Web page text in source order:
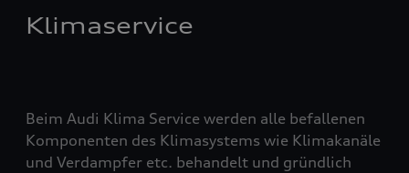
Klimaservice
Beim Audi Klima Service werden alle befallenen
Komponenten des Klimasystems wie Klimakanäle
und Verdampfer etc. behandelt und gründlich